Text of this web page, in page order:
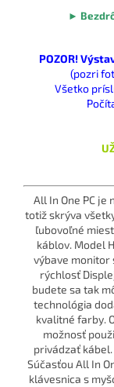
►
POZOR!
(pozri
Všetko
All In One PC
totiž skrýva
ľubovoľné
káblov. Model
výbave monitor
rýchlosť
budete sa tak
technológia
kvalitné farby.
možnosť
privádzať
Súčasťou All In
klávesnica s